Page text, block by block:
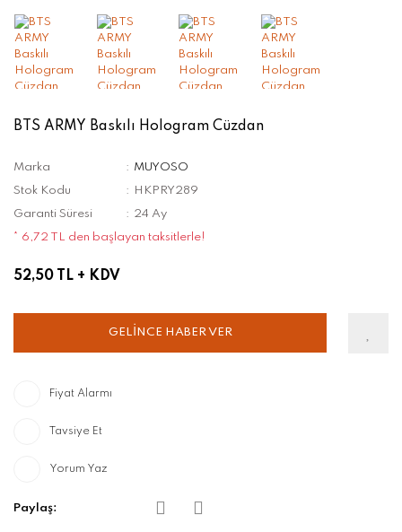
BTS ARMY Baskılı Hologram Cüzdan
Marka
MUYOSO
Stok Kodu
HKPRY289
Garanti Süresi
24 Ay
* 6,72 TL den başlayan taksitlerle!
52,50 TL + KDV
GELİNCE HABER VER
Fiyat Alarmı
Tavsiye Et
Yorum Yaz
Paylaş: